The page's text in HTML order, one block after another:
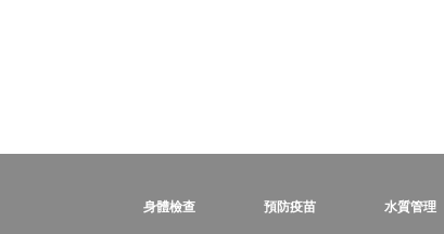
身體檢查 預防疫苗 水質管理